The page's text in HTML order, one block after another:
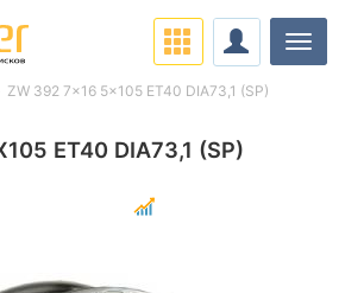
ET40 DIA73,1 (SP)
ZW 392 7x16 5x105 ET40 DIA73,1 (SP)